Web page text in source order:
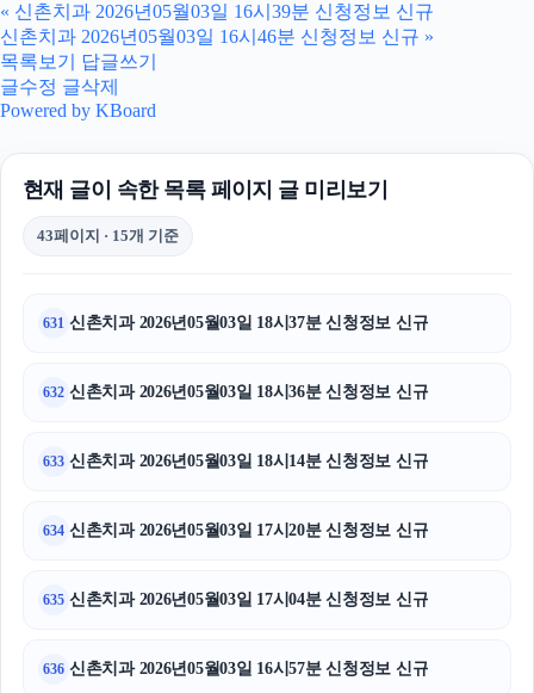
« 신촌치과 2026년05월03일 16시39분 신청정보 신규
신촌치과 2026년05월03일 16시46분 신청정보 신규 »
목록보기
답글쓰기
글수정 글삭제
Powered by KBoard
현재 글이 속한 목록 페이지 글 미리보기
43페이지 · 15개 기준
631 신촌치과 2026년05월03일 18시37분 신청정보 신규
632 신촌치과 2026년05월03일 18시36분 신청정보 신규
633 신촌치과 2026년05월03일 18시14분 신청정보 신규
634 신촌치과 2026년05월03일 17시20분 신청정보 신규
635 신촌치과 2026년05월03일 17시04분 신청정보 신규
636 신촌치과 2026년05월03일 16시57분 신청정보 신규